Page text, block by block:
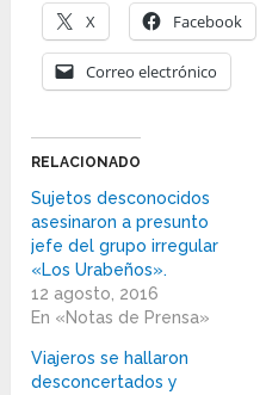
X Facebook
Correo electrónico
RELACIONADO
Sujetos desconocidos
asesinaron a presunto
jefe del grupo irregular
«Los Urabeños».
12 agosto, 2016
En «Notas de Prensa»
Viajeros se hallaron
desconcertados y